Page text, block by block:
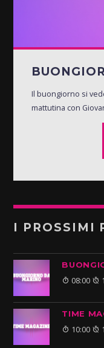
Il buongiorno si
mattutina con
I PROSSIMI
08:00
TIME
10:00